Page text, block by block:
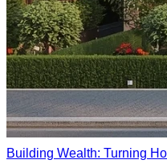
Building Wealth: Turning